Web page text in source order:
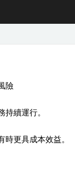
險
持續運行。
更具成本效益。